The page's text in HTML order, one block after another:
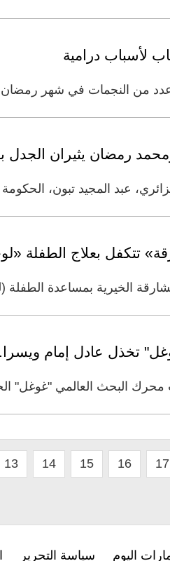
لأسباب درامية
عدد من النجمات في شهر
رمضان يثيران الجدل
عبد المجيد تبون،
تتكفل بعلاج الطفلة
الطفلة (لوجينا - 12 عاماً)، التي تعاني مرضاً نادراً في الدماغ،
تخذل عادل إمام
البحث العالمي "غوغل"
13 14 15 16 17
اليوم سياسة التحرير